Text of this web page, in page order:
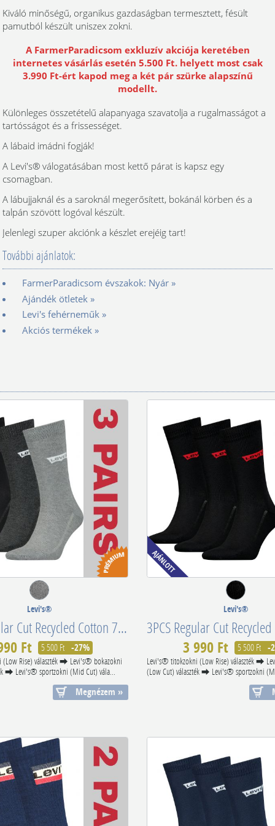
Kiváló minőségű, organikus gazdaságban termesztett, fésült
pamutból készült uniszex zokni.
A FarmerParadicsom exkluzív akciója keretében
internetes vásárlás esetén 5.500 Ft. helyett most csak
3.990 Ft-ért kapod meg a két pár szürke alapszínű
modellt.
Különleges összetételű alapanyaga szavatolja a rugalmasságot a
tartósságot és a frissességet.
A lábaid imádni fogják!
A Levi's® válogatásában most kettő párat is kapsz egy
csomagban.
A lábujjaknál és a saroknál megerősített, bokánál körben és a
talpán szövött logóval készült.
Jelenlegi szuper akciónk a készlet erejéig tart!
További ajánlatok:
FarmerParadicsom évszakok: Nyár »
Ajándék ötletek »
Levi's fehérneműk »
Akciós termékek »
Levi's®
3PCS Regular Cut Recycled Cotton 701224674003
Ft 5 500 Ft -27%
Rise) választék ⮕ Levi's® bokazokni
⮕ Levi's® sportzokni (Mid Cut) vála...
Megnézem »
Levi's®
3 990 Ft 5 500 Ft -
Levi's® titokzokni (Low Rise) választék ⮕
(Low Cut) választék ⮕ Levi's® sportzokni